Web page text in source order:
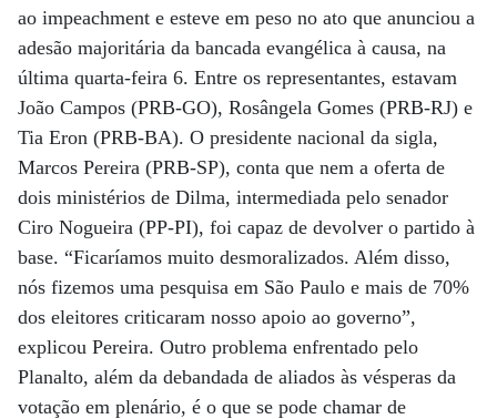
ao impeachment e esteve em peso no ato que anunciou a
adesão majoritária da bancada evangélica à causa, na
última quarta-feira 6. Entre os representantes, estavam
João Campos (PRB-GO), Rosângela Gomes (PRB-RJ) e
Tia Eron (PRB-BA). O presidente nacional da sigla,
Marcos Pereira (PRB-SP), conta que nem a oferta de
dois ministérios de Dilma, intermediada pelo senador
Ciro Nogueira (PP-PI), foi capaz de devolver o partido à
base. “Ficaríamos muito desmoralizados. Além disso,
nós fizemos uma pesquisa em São Paulo e mais de 70%
dos eleitores criticaram nosso apoio ao governo”,
explicou Pereira. Outro problema enfrentado pelo
Planalto, além da debandada de aliados às vésperas da
votação em plenário, é o que se pode chamar de